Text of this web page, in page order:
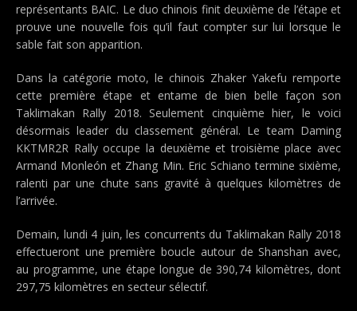
représentants BAIC. Le duo chinois finit deuxième de l’étape et
prouve une nouvelle fois qu’il faut compter sur lui lorsque le
sable fait son apparition.
Dans la catégorie moto, le chinois Zhaker Yakefu remporte
cette première étape et entame de bien belle façon son
Taklimakan Rally 2018. Seulement cinquième hier, le voici
désormais leader du classement général. Le team Daming
KKTMR2R Rally occupe la deuxième et troisième place avec
Armand Monleón et Zhang Min. Eric Schiano termine sixième,
ralenti par une chute sans gravité à quelques kilomètres de
l’arrivée.
Demain, lundi 4 juin, les concurrents du Taklimakan Rally 2018
effectueront une première boucle autour de Shanshan avec,
au programme, une étape longue de 390,74 kilomètres, dont
297,75 kilomètres en secteur sélectif.